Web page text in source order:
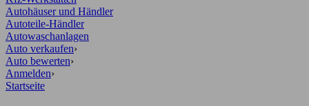
Autohäuser und Händler
Autoteile-Händler
Autowaschanlagen
Auto verkaufen›
Auto bewerten›
Anmelden›
Startseite